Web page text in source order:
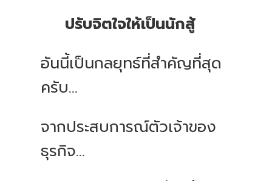
ปรับจิตใจให้เป็นนักสู้
อันนี้เป็นกลยุทธ์ที่สำคัญที่สุด
ครับ...
จากประสบการณ์ตัวเจ้าของ
ธุรกิจ...